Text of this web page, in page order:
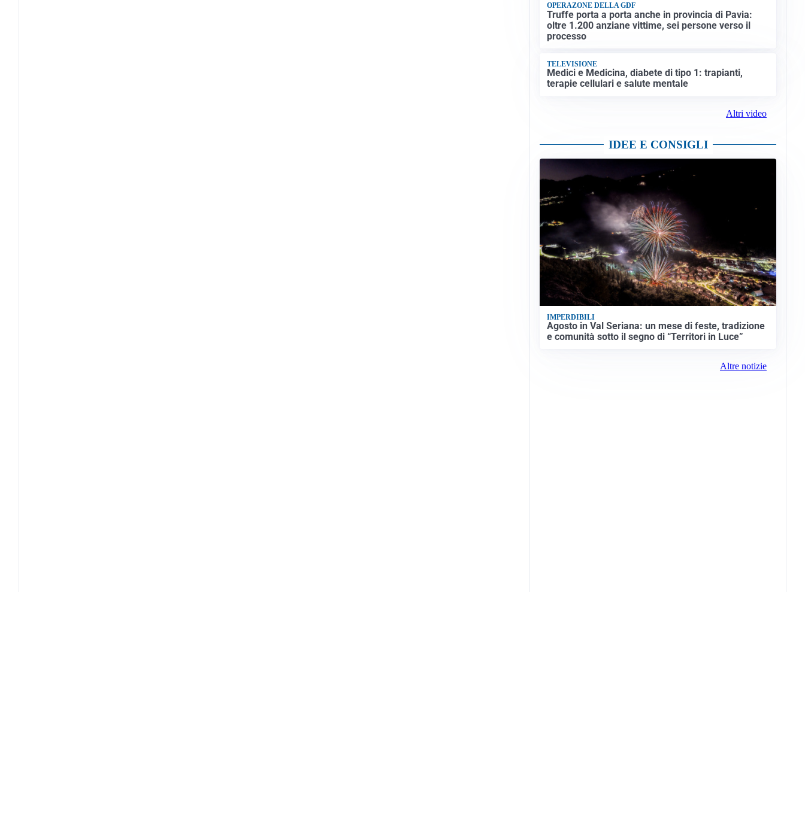
OPERAZONE DELLA GDF
Truffe porta a porta anche in provincia di Pavia:
oltre 1.200 anziane vittime, sei persone verso il
processo
TELEVISIONE
Medici e Medicina, diabete di tipo 1: trapianti,
terapie cellulari e salute mentale
Altri video
IDEE E CONSIGLI
IMPERDIBILI
Agosto in Val Seriana: un mese di feste, tradizione
e comunità sotto il segno di “Territori in Luce”
Altre notizie